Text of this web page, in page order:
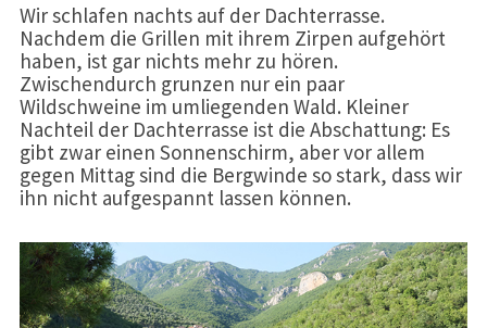
Wir schlafen nachts auf der Dachterrasse.
Nachdem die Grillen mit ihrem Zirpen aufgehört
haben, ist gar nichts mehr zu hören.
Zwischendurch grunzen nur ein paar
Wildschweine im umliegenden Wald. Kleiner
Nachteil der Dachterrasse ist die Abschattung: Es
gibt zwar einen Sonnenschirm, aber vor allem
gegen Mittag sind die Bergwinde so stark, dass wir
ihn nicht aufgespannt lassen können.